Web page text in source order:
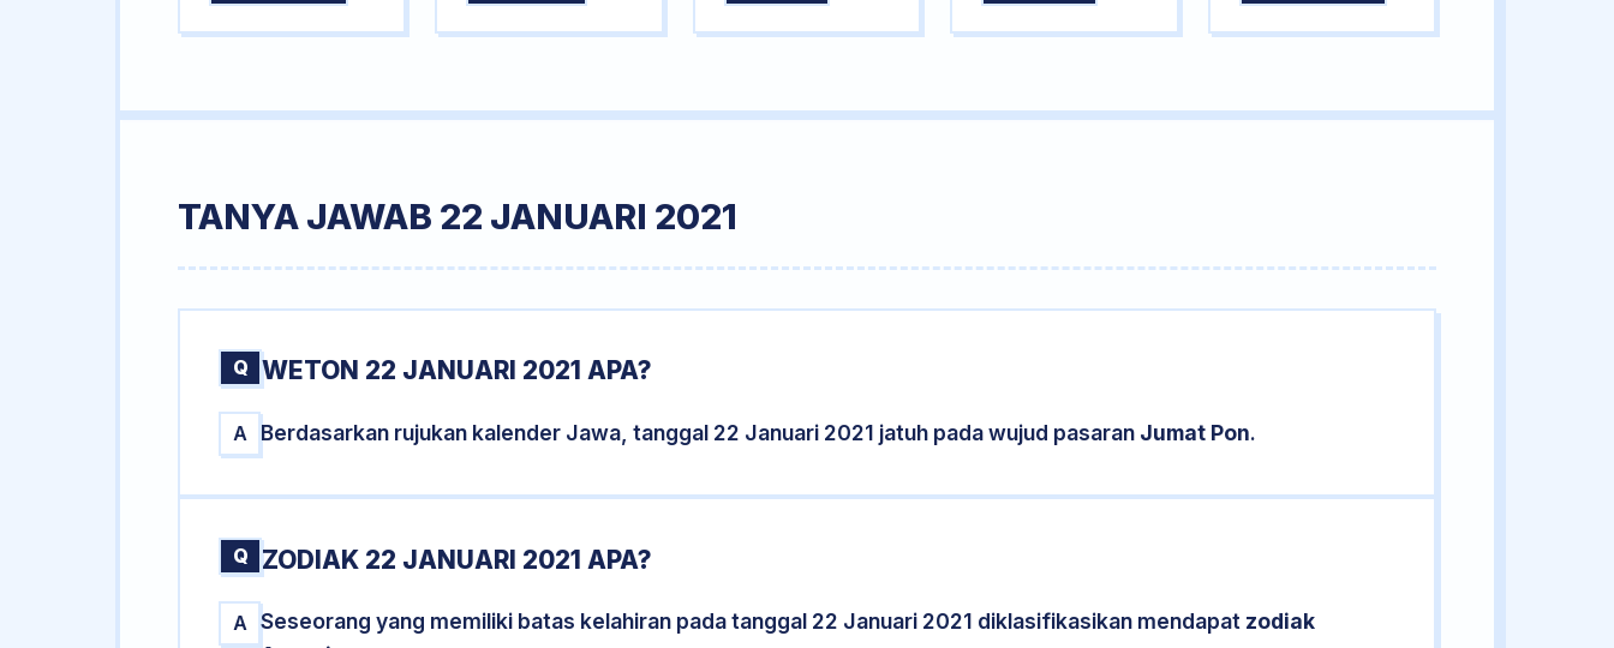
TANYA JAWAB 22 JANUARI 2021
Q WETON 22 JANUARI 2021 APA?
A Berdasarkan rujukan kalender Jawa, tanggal 22 Januari 2021 jatuh pada wujud pasaran Jumat Pon.
Q ZODIAK 22 JANUARI 2021 APA?
A Seseorang yang memiliki batas kelahiran pada tanggal 22 Januari 2021 diklasifikasikan mendapat zodiak